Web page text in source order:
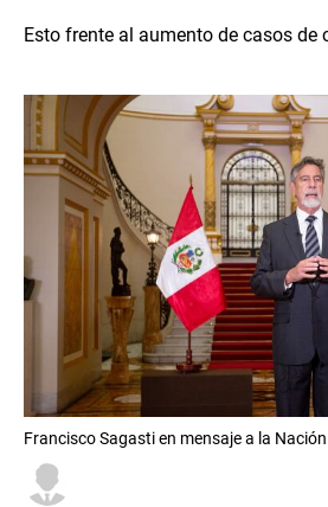
Esto frente al aumento de casos de
Francisco Sagasti en mensaje a la